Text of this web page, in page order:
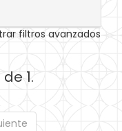
filtros avanzados
1.